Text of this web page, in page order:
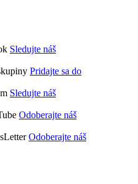
Sledujte náš
Pridajte sa do
Sledujte náš
Odoberajte náš
Odoberajte náš